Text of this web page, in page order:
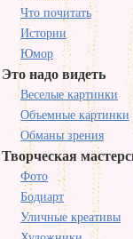
Что почитать
Истории
Юмор
Это надо видеть
Веселые картинки
Объемные картинки
Обманы зрения
Творческая
Фото
Бодиарт
Уличные креативы